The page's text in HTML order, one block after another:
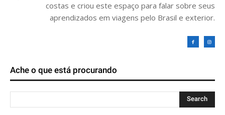
costas e criou este espaço para falar sobre seus
aprendizados em viagens pelo Brasil e exterior.
Ache o que está procurando